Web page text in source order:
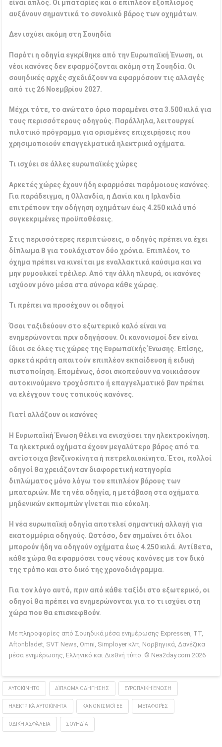
είναι απλός. Οι μπαταρίες και ο επιπλέον εξοπλισμός
αυξάνουν σημαντικά το συνολικό βάρος των οχημάτων.
Δεν ισχύει ακόμη στη Σουηδία
Παρότι η οδηγία εγκρίθηκε από την Ευρωπαϊκή Ένωση, οι
νέοι κανόνες δεν εφαρμόζονται ακόμη στη Σουηδία. Οι
σουηδικές αρχές σχεδιάζουν να εφαρμόσουν τις αλλαγές
από τις 26 Νοεμβρίου 2027.
Μέχρι τότε, το ανώτατο όριο παραμένει στα 3.500 κιλά για
τους περισσότερους οδηγούς. Παράλληλα, λειτουργεί
πιλοτικό πρόγραμμα για ορισμένες επιχειρήσεις που
χρησιμοποιούν επαγγελματικά ηλεκτρικά οχήματα.
Τι ισχύει σε άλλες ευρωπαϊκές χώρες
Αρκετές χώρες έχουν ήδη εφαρμόσει παρόμοιους κανόνες.
Για παράδειγμα, η Ολλανδία, η Δανία και η Ιρλανδία
επιτρέπουν την οδήγηση οχημάτων έως 4.250 κιλά υπό
συγκεκριμένες προϋποθέσεις.
Στις περισσότερες περιπτώσεις, ο οδηγός πρέπει να έχει
δίπλωμα Β για τουλάχιστον δύο χρόνια. Επιπλέον, το
όχημα πρέπει να κινείται με εναλλακτικά καύσιμα και να
μην ρυμουλκεί τρέιλερ. Από την άλλη πλευρά, οι κανόνες
ισχύουν μόνο μέσα στα σύνορα κάθε χώρας.
Τι πρέπει να προσέχουν οι οδηγοί
Όσοι ταξιδεύουν στο εξωτερικό καλό είναι να
ενημερώνονται πριν οδηγήσουν. Οι κανονισμοί δεν είναι
ίδιοι σε όλες τις χώρες της Ευρωπαϊκής Ένωσης. Επίσης,
αρκετά κράτη απαιτούν επιπλέον εκπαίδευση ή ειδική
πιστοποίηση. Επομένως, όσοι σκοπεύουν να νοικιάσουν
αυτοκινούμενο τροχόσπιτο ή επαγγελματικό βαν πρέπει
να ελέγχουν τους τοπικούς κανόνες.
Γιατί αλλάζουν οι κανόνες
Η Ευρωπαϊκή Ένωση θέλει να ενισχύσει την ηλεκτροκίνηση.
Τα ηλεκτρικά οχήματα έχουν μεγαλύτερο βάρος από τα
αντίστοιχα βενζινοκίνητα ή πετρελαιοκίνητα. Έτσι, πολλοί
οδηγοί θα χρειάζονταν διαφορετική κατηγορία
διπλώματος μόνο λόγω του επιπλέον βάρους των
μπαταριών. Με τη νέα οδηγία, η μετάβαση στα οχήματα
μηδενικών εκπομπών γίνεται πιο εύκολη.
Η νέα ευρωπαϊκή οδηγία αποτελεί σημαντική αλλαγή για
εκατομμύρια οδηγούς. Ωστόσο, δεν σημαίνει ότι όλοι
μπορούν ήδη να οδηγούν οχήματα έως 4.250 κιλά. Αντίθετα,
κάθε χώρα θα εφαρμόσει τους νέους κανόνες με τον δικό
της τρόπο και στο δικό της χρονοδιάγραμμα.
Για τον λόγο αυτό, πριν από κάθε ταξίδι στο εξωτερικό, οι
οδηγοί θα πρέπει να ενημερώνονται για το τι ισχύει στη
χώρα που θα επισκεφθούν.
Με πληροφορίες από Σουηδικά μέσα ενημέρωσης Expressen, TT,
Aftonbladet, SVT News, Omni, Simployer κλπ, Νορβηγικά, Δανέζικα
μέσα ενημέρωσης, Ελληνικό και Διεθνή τύπο. © Nea2day.com 2026
ΑΥΤΟΚΊΝΗΤΟ ΔΊΠΛΩΜΑ ΟΔΉΓΗΣΗΣ ΕΥΡΩΠΑΪΚΉ ΈΝΩΣΗ
ΗΛΕΚΤΡΙΚΆ ΑΥΤΟΚΊΝΗΤΑ ΚΑΝΟΝΙΣΜΟΊ ΕΕ ΜΕΤΑΦΟΡΈΣ
ΟΔΙΚΉ ΑΣΦΆΛΕΙΑ ΣΟΥΗΔΊΑ